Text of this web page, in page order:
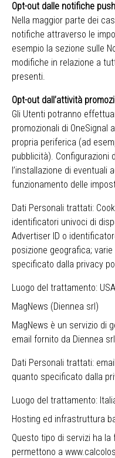
Opt-out dalle notifiche push
Nella maggior parte dei
notifiche attraverso le
esempio la sezione sulle
modifiche in relazione a
presenti.
Opt-out dall’attività
Gli Utenti potranno
promozionali di OneSignal
propria periferica (ad
pubblicità). Configurazioni
l’installazione di eventuali
funzionamento delle
Dati Personali trattati:
identificatori univoci di
Advertiser ID o
posizione geografica;
specificato dalla privacy
Luogo del trattamento:
MagNews (Diennea srl)
MagNews è un servizio di
email fornito da Diennea
Dati Personali trattati:
quanto specificato dalla
Luogo del trattamento:
Hosting ed infrastruttura
Questo tipo di servizi ha
permettono a